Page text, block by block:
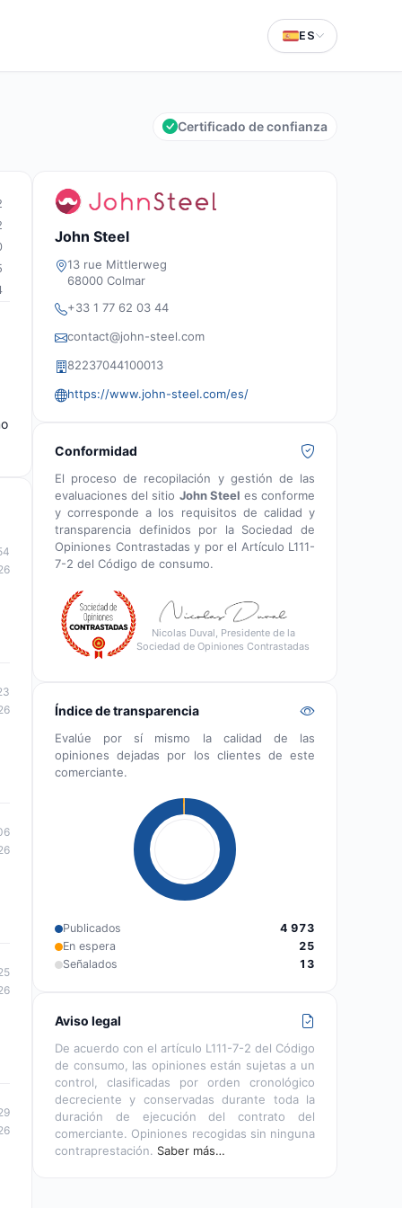
ES
Certificado de confianza
John Steel
13 rue Mittlerweg
68000 Colmar
+33 1 77 62 03 44
contact@john-steel.com
82237044100013
https://www.john-steel.com/es/
Conformidad
El proceso de recopilación y gestión de las
evaluaciones del sitio John Steel es conforme
y corresponde a los requisitos de calidad y
transparencia definidos por la Sociedad de
Opiniones Contrastadas y por el Artículo L111-
7-2 del Código de consumo.
Nicolas Duval, Presidente de la
Sociedad de Opiniones Contrastadas
Índice de transparencia
Evalúe por sí mismo la calidad de las
opiniones dejadas por los clientes de este
comerciante.
Publicados
4 973
En espera
25
Señalados
13
Aviso legal
De acuerdo con el artículo L111-7-2 del Código
de consumo, las opiniones están sujetas a un
control, clasificadas por orden cronológico
decreciente y conservadas durante toda la
duración de ejecución del contrato del
comerciante. Opiniones recogidas sin ninguna
contraprestación. Saber más…